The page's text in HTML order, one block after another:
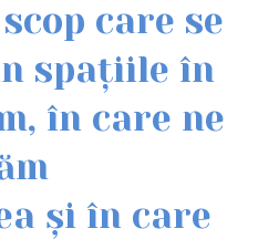
care se
spațiile în
în care ne
și în care